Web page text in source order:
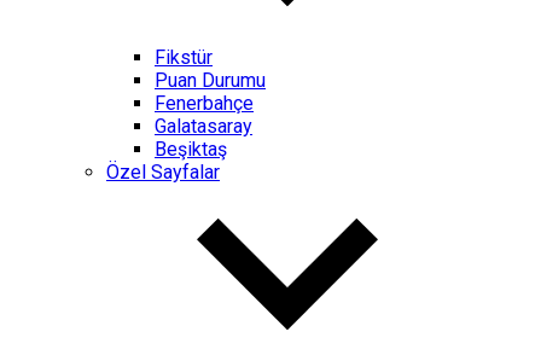
Fikstür
Puan Durumu
Fenerbahçe
Galatasaray
Beşiktaş
Özel Sayfalar